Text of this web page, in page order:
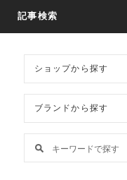
カ
イ
ブ
記事検索